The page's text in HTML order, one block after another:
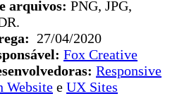
arquivos: PNG, JPG,
27/04/2020
Fox Creative
Responsive
Website e UX Sites